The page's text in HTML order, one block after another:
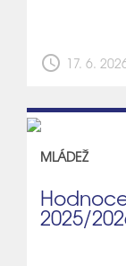
schedule 17. 6.
MLÁDEŽ
2025/